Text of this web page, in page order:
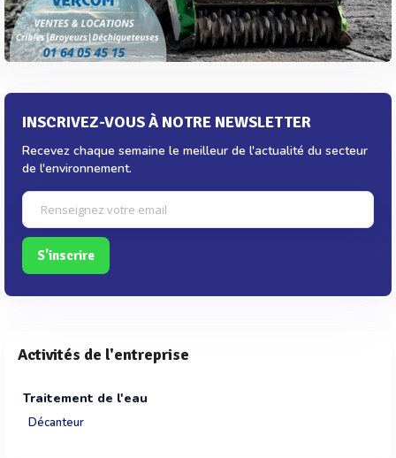
INSCRIVEZ-VOUS À NOTRE NEWSLETTER
Recevez chaque semaine le meilleur de l'actualité du secteur
de l'environnement.
S'inscrire
Activités de l'entreprise
Traitement de l'eau
Décanteur